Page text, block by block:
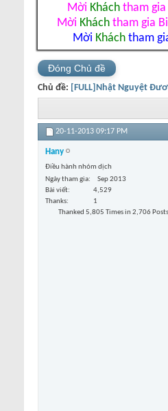
Mời Kháchtham gia
Mời Kháchtham gia
Mời Kháchtham
Đóng Chủ đề
Chủ đề: [FULL]Nhật Nguyệt
20-11-2013 09:17 PM
Hany
Điều hành nhóm dịch
Ngày tham gia
Sep 2013
Bài viết
4,529
Thanks
1
Thanked 5,805 Times in 2,706 Posts